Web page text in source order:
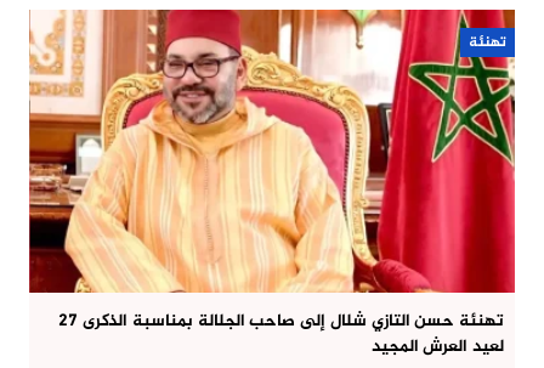
تهنئة
تهنئة حسن التازي شلال إلى صاحب الجلالة بمناسبة الذكرى 27
لعيد العرش المجيد